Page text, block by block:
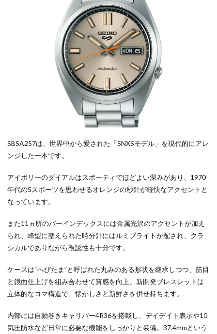
SBSA257は、世界中から愛された「SNXSモデル」を現代的にアレ
ンジした一本です。
アイボリーのダイアルはスポーティでほどよい深みがあり、1970
年代の5スポーツを思わせるオレンジの秒針が軽快なアクセントと
なっています。
また11ヵ所のバーインデックスには金属光沢のアクセントが加え
られ、峰型に整えられた時分針にはルミブライトが配され、クラ
シカルでありながら視認性も十分です。
ケースは“へびたま”と呼ばれた丸みのある形状を継承しつつ、筋目
と鏡面仕上げを組み合わせて質感を向上。新開発ブレスレットは
立体的なコマ構造で、懐かしさと新鮮さを併せ持ちます。
内部には自動巻きキャリバー4R36を搭載し、デイデイト表示や10
気圧防水など日常に必要な機能をしっかりと装備。37.4mmという